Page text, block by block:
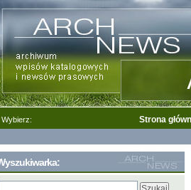
Wybierz: Strona